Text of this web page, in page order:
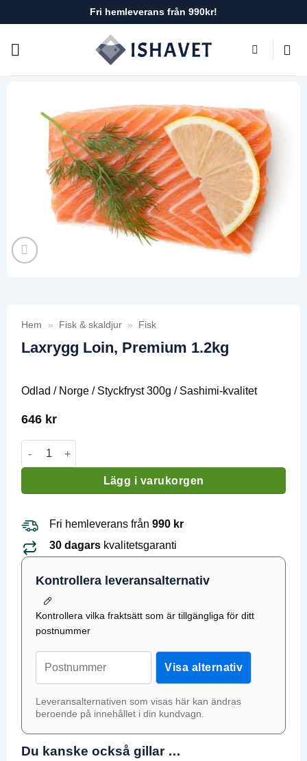
to
content
Fri hemleverans från 990kr!
Hem » Fisk & skaldjur » Fisk
Laxrygg Loin, Premium 1.2kg
Odlad / Norge / Styckfryst 300g / Sashimi-kvalitet
646 kr
Laxrygg Loin, Premium 1.2kg mängd
Lägg i varukorgen
Fri hemleverans från990 kr
30 dagars kvalitetsgaranti
Kontrollera leveransalternativ
Kontrollera vilka fraktsätt som är tillgängliga för ditt
postnummer
Visa alternativ
Leveransalternativen som visas här kan ändras
beroende på innehållet i din kundvagn.
Du kanske också gillar …